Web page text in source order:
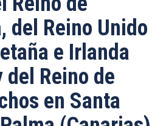
del Reino Unido
e Irlanda
Reino de
en Santa